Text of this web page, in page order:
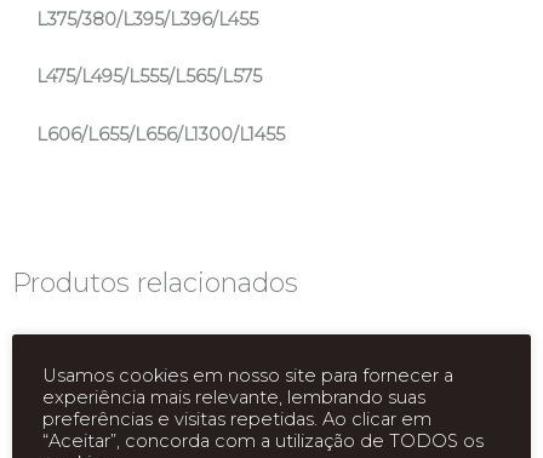
L375/380/L395/L396/L455
L475/L495/L555/L565/L575
L606/L655/L656/L1300/L1455
Produtos relacionados
Usamos cookies em nosso site para fornecer a
experiência mais relevante, lembrando suas
preferências e visitas repetidas. Ao clicar em
“Aceitar”, concorda com a utilização de TODOS os